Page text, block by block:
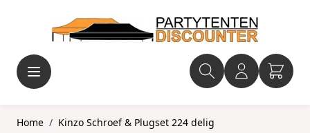
Home / Kinzo Schroef & Plugset 224 delig